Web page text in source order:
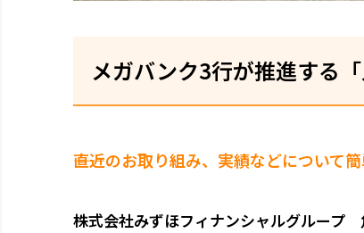
メガバンク3行が推進する「
――直近のお取り組み、実績などについて
株式会社みずほフィナンシャルグループ